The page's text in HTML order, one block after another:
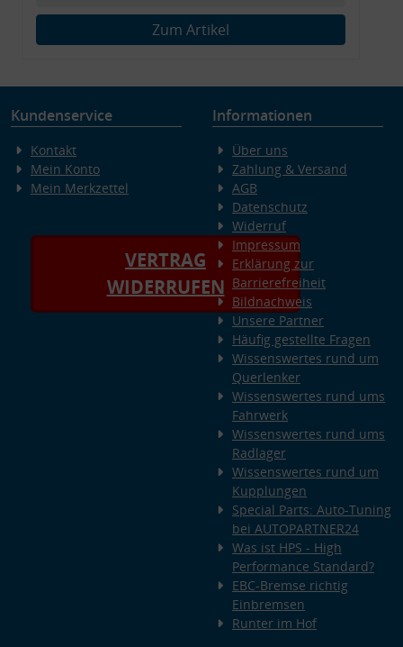
Zum Artikel
Kundenservice
Kontakt
Mein Konto
Mein Merkzettel
VERTRAG
WIDERRUFEN
Informationen
Über uns
Zahlung & Versand
AGB
Datenschutz
Widerruf
Impressum
Erklärung zur
Barrierefreiheit
Bildnachweis
Unsere Partner
Häufig gestellte Fragen
Wissenswertes rund um
Querlenker
Wissenswertes rund ums
Fahrwerk
Wissenswertes rund ums
Radlager
Wissenswertes rund um
Kupplungen
Special Parts: Auto-Tuning
bei AUTOPARTNER24
Was ist HPS - High
Performance Standard?
EBC-Bremse richtig
Einbremsen
Runter im Hof